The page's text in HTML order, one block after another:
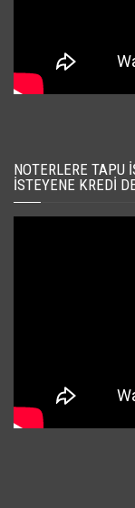
NOTERLERE
İSTEYENE KREDI